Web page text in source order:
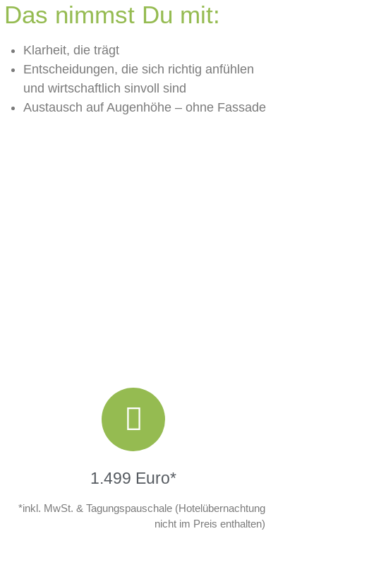
Das nimmst Du mit:
Klarheit, die trägt
Entscheidungen, die sich richtig anfühlen
und wirtschaftlich sinvoll sind
Austausch auf Augenhöhe – ohne Fassade
1.499 Euro*
*inkl. MwSt. & Tagungspauschale (Hotelübernachtung
nicht im Preis enthalten)